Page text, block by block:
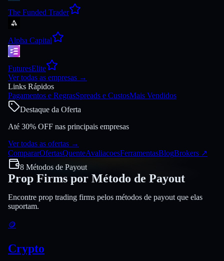
The Funded Trader
Alpha Capital
FuturesElite
Ver todas as empresas →
Links Rápidos
Pagamentos e RegrasSpreads e CustosMais Vendidos
Destaque da Oferta
Até 30% OFF nas principais empresas
Ver todas as ofertas →
CompararOfertasQuenteAvaliacoesFerramentasBlogBrokers ↗
8 Métodos de Payout
Prop Firms por Método de Payout
Encontre prop trading firms pelos métodos de payout que elas
suportam.
🪙
Crypto